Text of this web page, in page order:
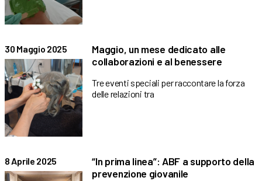
30 Maggio 2025
Maggio, un mese dedicato alle
collaborazioni e al benessere
Tre eventi speciali per raccontare la forza
delle relazioni tra
8 Aprile 2025
“In prima linea”: ABF a supporto della
prevenzione giovanile